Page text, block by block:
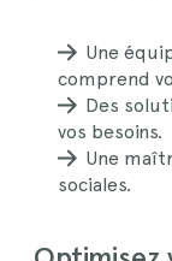
Une
comprend
Des
vos besoins.
Une
sociales.